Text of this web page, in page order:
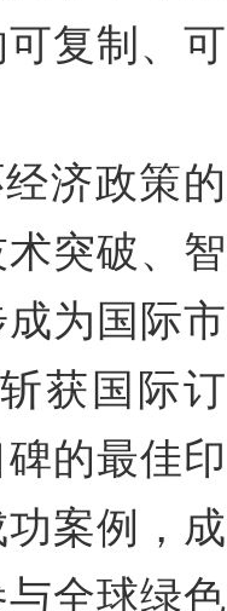
复制、可
济政策的
突破、智
为国际市
获国际订
的最佳印
案例，成
全球绿色